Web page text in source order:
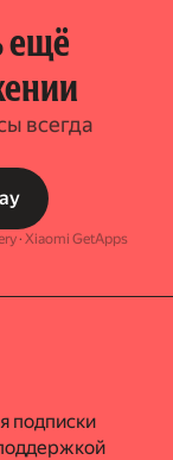
ещё
всегда
· Xiaomi GetApps
подписки